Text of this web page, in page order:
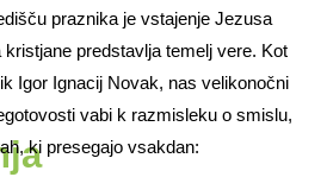
praznika je vstajenje Jezusa
predstavlja temelj vere. Kot
Igor Ignacij Novak, nas velikonočni
vabi k razmisleku o smislu,
ki presegajo vsakdan: